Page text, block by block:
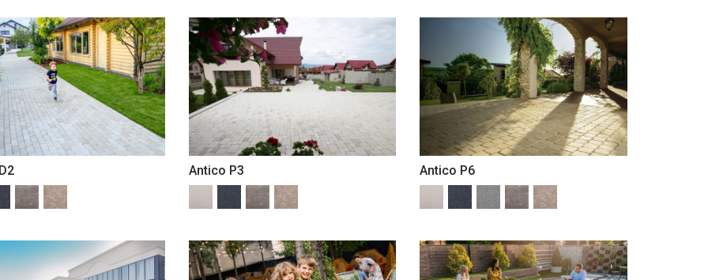
Antico P3 Antico P6